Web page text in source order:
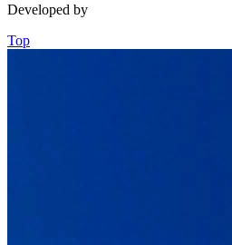
Developed by
Top